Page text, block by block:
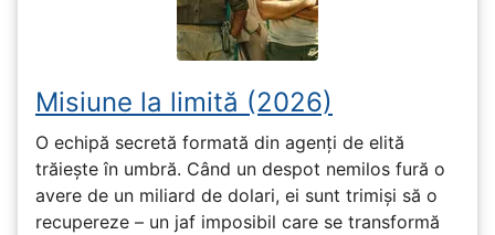
Misiune la limită (2026)
O echipă secretă formată din agenți de elită
trăiește în umbră. Când un despot nemilos fură o
avere de un miliard de dolari, ei sunt trimiși să o
recupereze – un jaf imposibil care se transformă